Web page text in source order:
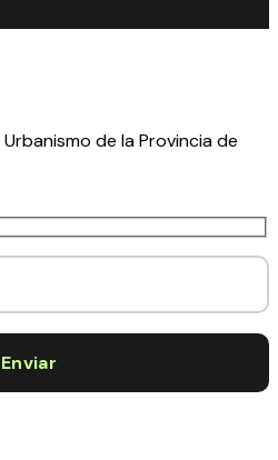
de la Provincia de